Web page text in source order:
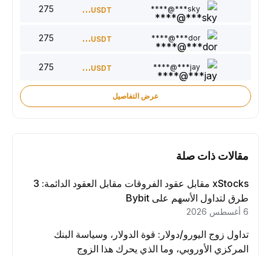
sky***@****
300USDT
dor***@****
220USDT
jay***@****
150USDT
عرض التفاصيل
مقالات ذات صلة
xStocks مقابل عقود الفروقات مقابل العقود الدائمة: 3
طرق لتداول الأسهم على Bybit
تداول زوج اليورو/دولار: قوة الدولار، وسياسة البنك
المركزي الأوروبي، وما الذي يحرك هذا الزوج